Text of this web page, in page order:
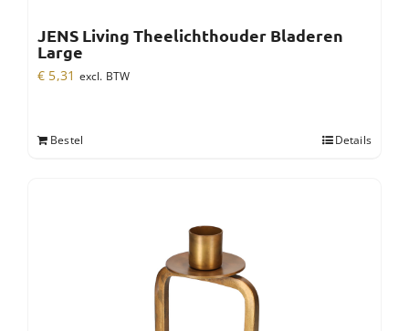
JENS Living Theelichthouder Bladeren
Large
€ 5,31 excl. BTW
Bestel Details